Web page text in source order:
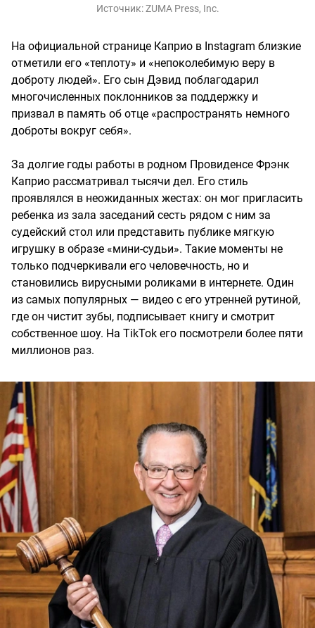
Источник:ZUMA Press, Inc.
На официальной странице Каприо в Instagram близкие
отметили его «теплоту» и «непоколебимую веру в
доброту людей». Его сын Дэвид поблагодарил
многочисленных поклонников за поддержку и
призвал в память об отце «распространять немного
доброты вокруг себя».
За долгие годы работы в родном Провиденсе Фрэнк
Каприо рассматривал тысячи дел. Его стиль
проявлялся в неожиданных жестах: он мог пригласить
ребенка из зала заседаний сесть рядом с ним за
судейский стол или представить публике мягкую
игрушку в образе «мини-судьи». Такие моменты не
только подчеркивали его человечность, но и
становились вирусными роликами в интернете. Один
из самых популярных — видео с его утренней рутиной,
где он чистит зубы, подписывает книгу и смотрит
собственное шоу. На TikTok его посмотрели более пяти
миллионов раз.